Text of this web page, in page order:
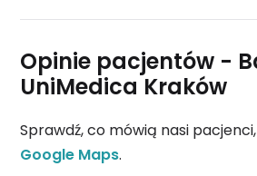
Opinie pacjentów -
UniMedica Kraków
Sprawdź, co mówią nasi
Google Maps.